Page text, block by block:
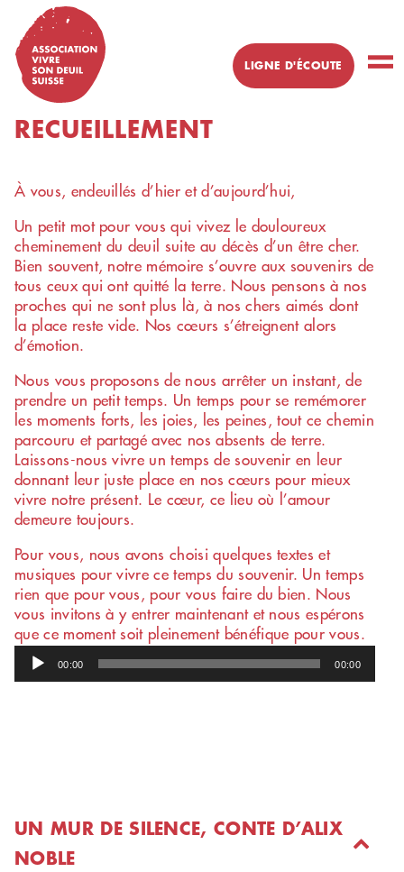
content
RECUEILLEMENT
À vous, endeuillés d’hier et d’aujourd’hui,
Un petit mot pour vous qui vivez le douloureux
cheminement du deuil suite au décès d’un être cher.
Bien souvent, notre mémoire s’ouvre aux souvenirs de
tous ceux qui ont quitté la terre. Nous pensons à nos
proches qui ne sont plus là, à nos chers aimés dont
la place reste vide. Nos cœurs s’étreignent alors
d’émotion.
Nous vous proposons de nous arrêter un instant, de
prendre un petit temps. Un temps pour se remémorer
les moments forts, les joies, les peines, tout ce chemin
parcouru et partagé avec nos absents de terre.
Laissons-nous vivre un temps de souvenir en leur
donnant leur juste place en nos cœurs pour mieux
vivre notre présent. Le cœur, ce lieu où l’amour
demeure toujours.
Pour vous, nous avons choisi quelques textes et
musiques pour vivre ce temps du souvenir. Un temps
rien que pour vous, pour vous faire du bien. Nous
vous invitons à y entrer maintenant et nous espérons
que ce moment soit pleinement bénéfique pour vous.
Lecteur
audio
00:00 00:00
UN MUR DE SILENCE, CONTE D’ALIX
NOBLE
LIGNE D'ÉCOUTE
épreuve ?
Numéro d'écoute
pour personne
ayant perduun
proche
079 412 39
63
Numéro d'écoute
pour personne en
deuil d'un
animal de
compagnie
078 898 83
11